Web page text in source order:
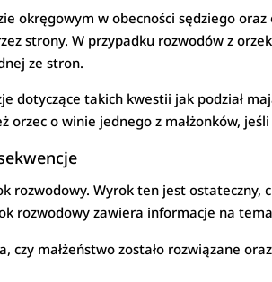
okręgowym w obecności sędziego
strony. W przypadku rozwodów z
ze stron.
dotyczące takich kwestii jak podział
orzec o winie jednego z małżonków,
rozwodowy. Wyrok ten jest
rozwodowy zawiera informacje na
czy małżeństwo zostało rozwiązane